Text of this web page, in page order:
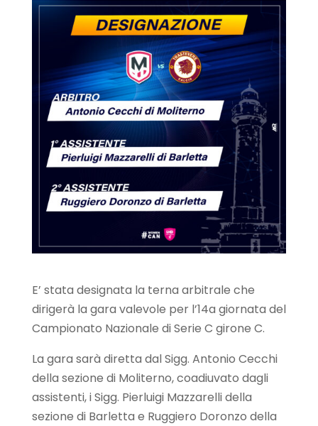
E’ stata designata la terna arbitrale che
dirigerà la gara valevole per l’14a giornata del
Campionato Nazionale di Serie C girone C.
La gara sarà diretta dal Sigg. Antonio Cecchi
della sezione di Moliterno, coadiuvato dagli
assistenti, i Sigg. Pierluigi Mazzarelli della
sezione di Barletta e Ruggiero Doronzo della